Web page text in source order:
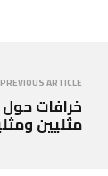
PREVIOUS ARTICLE
خرافات
مثليين